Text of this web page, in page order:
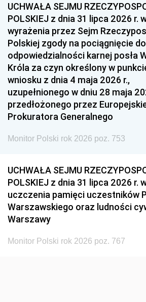
1954 1953
1951 1950
1948 1947
1939 1938
1936 1930
UCHWAŁA SEJMU
POLSKIEJ z dnia 31 lipca 2026 r.
wyrażenia przez Sejm
Polskiej zgody na pociągnięcie do
odpowiedzialności karnej posła
Króla za czyn określony w
wniosku z dnia 4 maja 2026 r.,
uzupełnionego w dniu 28 maja
przedłożonego przez
Prokuratora Generalnego
Monitor Polski rok 2026 poz. 753
UCHWAŁA SEJMU
POLSKIEJ z dnia 31 lipca 2026 r.
uczczenia pamięci uczestników
Warszawskiego oraz ludności
Warszawy
Monitor Polski rok 2026 poz. 767